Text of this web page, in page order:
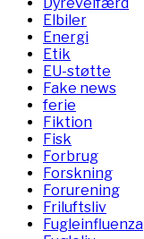
Elbiler
Energi
Etik
EU-støtte
Fake news
ferie
Fiktion
Fisk
Forbrug
Forskning
Forurening
Friluftsliv
Fugleinfluenza